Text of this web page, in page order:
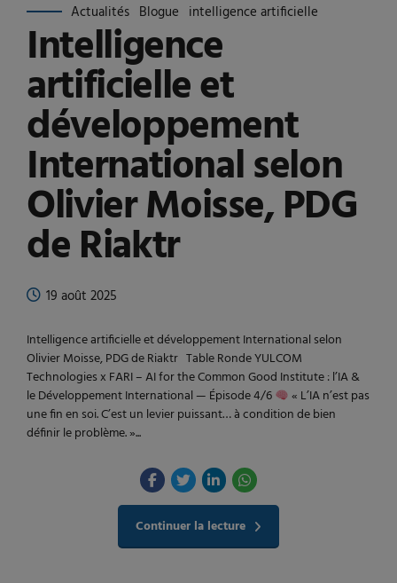
Actualités Blogue intelligence artificielle
Intelligence
artificielle et
développement
International selon
Olivier Moisse, PDG
de Riaktr
19 août 2025
Intelligence artificielle et développement International selon
Olivier Moisse, PDG de Riaktr Table Ronde YULCOM
Technologies x FARI – AI for the Common Good Institute : l’IA &
le Développement International — Épisode 4/6
« L’IA n’est pas
une fin en soi. C’est un levier puissant… à condition de bien
définir le problème. »...
Continuer la lecture